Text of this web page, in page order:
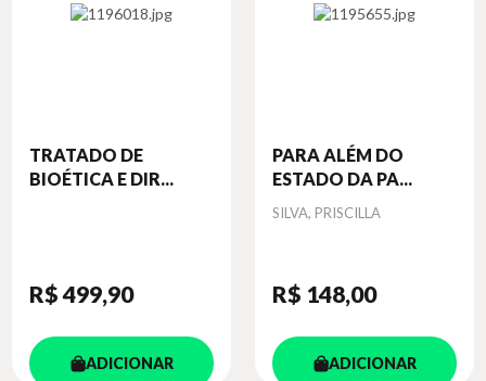
TRATADO DE
BIOÉTICA E DIR...
R$ 499,90
ADICIONAR
PARA ALÉM DO
ESTADO DA PA...
Autor
SILVA, PRISCILLA
R$ 148,00
ADICIONAR